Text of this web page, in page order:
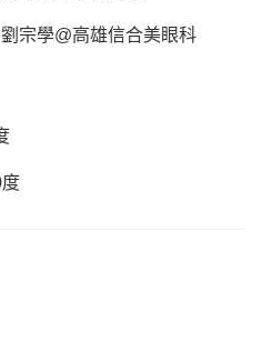
宗學@高雄信合美眼科